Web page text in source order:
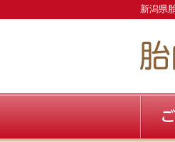
新潟県